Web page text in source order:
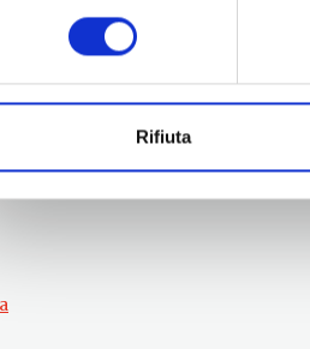
Rifiuta
cosa fare e cosa
Pisa?
Subito una
Newsletter!
Per
Ufficio